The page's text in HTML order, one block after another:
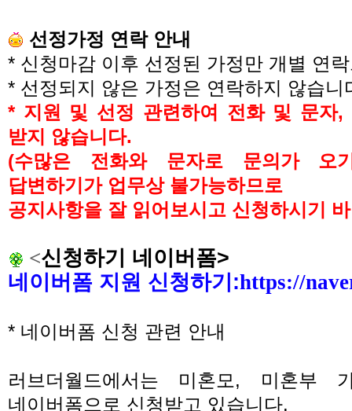
선정가정 연락 안내
* 신청마감 이후 선정된 가정만 개별 연
* 선정되지 않은 가정은 연락하지 않습니
* 지원 및 선정 관련하여 전화 및 문자,
받지 않습니다.
(수많은 전화와 문자로 문의가 오
답변하기가 업무상 불가능하므로
공지사항을 잘 읽어보시고 신청하시기
<신청하기 네이버폼>
네이버폼 지원 신청하기 :https://
* 네이버폼 신청 관련 안내
러브더월드에서는 미혼모 , 미혼부
네이버폼으로 신청받고 있습니다.